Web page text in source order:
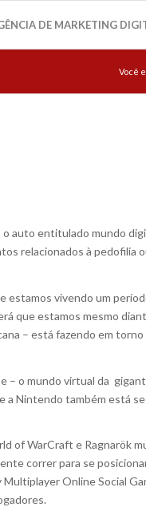
DE MARKETING
Você
o auto entitulado mundo
relacionados à pedofilia
estamos vivendo um
que estamos mesmo
– está fazendo em torno
– o mundo virtual da
a Nintendo também está se
of WarCraft e Ragnarök
correr para se
Online Social